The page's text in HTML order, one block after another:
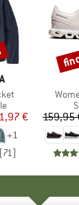
ridotto
€
+1
71)
159,95